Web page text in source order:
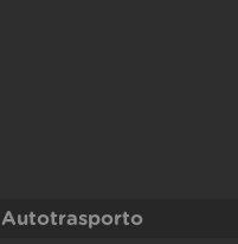
Autotrasporto